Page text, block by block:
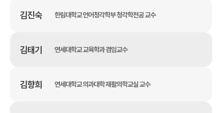
김진숙 한림대학교 언어청각학부 청각학전공 교수
김태기 연세대학교 교육학과 겸임교수
김향희 연세대학교 의과대학 재활의학교실 교수